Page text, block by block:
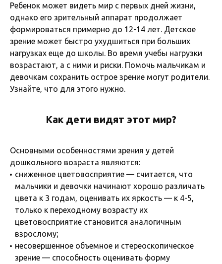
Ребенок может видеть мир с первых дней жизни,
однако его зрительный аппарат продолжает
формироваться примерно до 12-14 лет. Детское
зрение может быстро ухудшиться при больших
нагрузках еще до школы. Во время учебы нагрузки
возрастают, а с ними и риски. Помочь мальчикам и
девочкам сохранить острое зрение могут родители.
Узнайте, что для этого нужно.
Как дети видят этот мир?
Основными особенностями зрения у детей
дошкольного возраста являются:
сниженное цветовосприятие — считается, что
мальчики и девочки начинают хорошо различать
цвета к 3 годам, оценивать их яркость — к 4-5,
только к переходному возрасту их
цветовосприятие становится аналогичным
взрослому;
несовершенное объемное и стереоскопическое
зрение — способность оценивать форму